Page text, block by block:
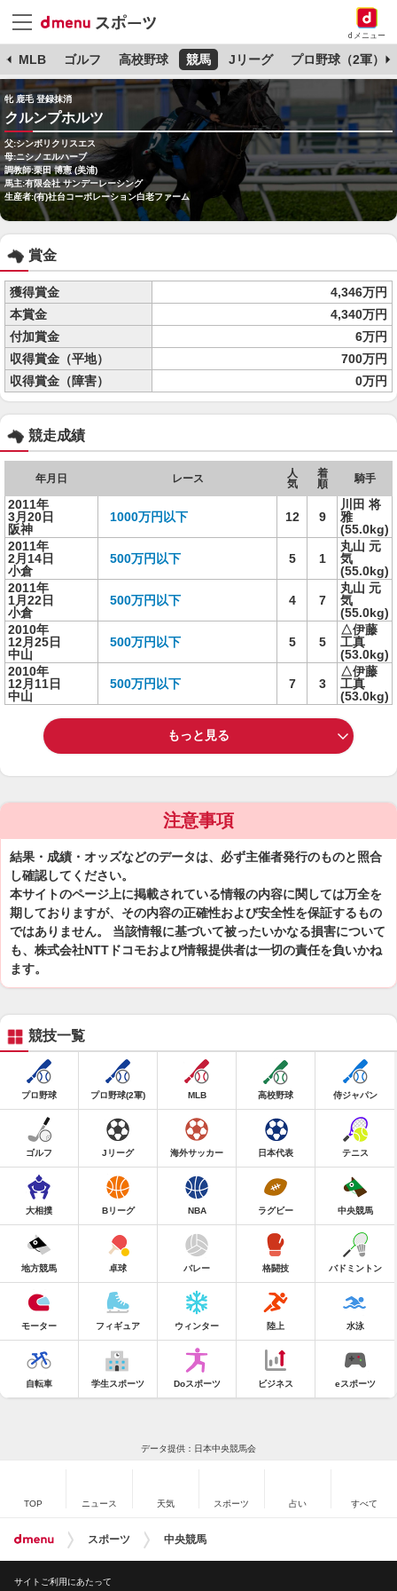
dメニュー
MLB ゴルフ 高校野球 競馬 Jリーグ プロ野球（2軍）
牝 鹿毛 登録抹消
クルンプホルツ
父:シンボリクリスエス
母:ニシノエルハーブ
調教師:栗田 博憲 (美浦)
馬主:有限会社 サンデーレーシング
生産者:(有)社台コーポレーション白老ファーム
賞金
獲得賞金
4,346万円
本賞金
4,340万円
付加賞金
6万円
収得賞金（平地）
700万円
収得賞金（障害）
0万円
競走成績
年月日 レース
人
気
着
順
騎手
2011年
3月20日
阪神
1000万円以下 12 9
川田 将
雅
(55.0kg)
2011年
2月14日
小倉
500万円以下 5 1
丸山 元
気
(55.0kg)
2011年
1月22日
小倉
500万円以下 4 7
丸山 元
気
(55.0kg)
2010年
12月25日
中山
500万円以下 5 5
△伊藤
工真
(53.0kg)
2010年
12月11日
中山
500万円以下 7 3
△伊藤
工真
(53.0kg)
もっと見る
注意事項
結果・成績・オッズなどのデータは、必ず主催者発行のものと照合
し確認してください。
本サイトのページ上に掲載されている情報の内容に関しては万全を
期しておりますが、その内容の正確性および安全性を保証するもの
ではありません。 当該情報に基づいて被ったいかなる損害について
も、株式会社NTTドコモおよび情報提供者は一切の責任を負いかね
ます。
競技一覧
プロ野球 プロ野球(2軍) MLB 高校野球 侍ジャパン
ゴルフ Jリーグ 海外サッカー 日本代表 テニス
大相撲 Bリーグ NBA ラグビー 中央競馬
地方競馬 卓球 バレー 格闘技 バドミントン
モーター フィギュア ウィンター 陸上 水泳
自転車 学生スポーツ Doスポーツ ビジネス eスポーツ
データ提供：日本中央競馬会
TOP ニュース 天気 スポーツ 占い すべて
スポーツ 中央競馬
サイトご利用にあたって